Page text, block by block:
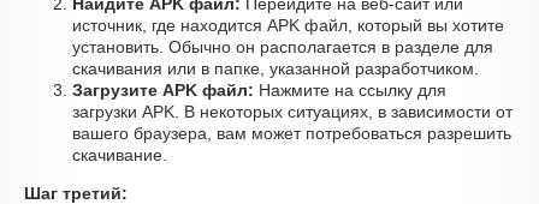
источник, где находится APK файл, который вы хотите
установить. Обычно он располагается в разделе для
скачивания или в папке, указанной разработчиком.
Загрузите APK файл: Нажмите на ссылку для
загрузки APK. В некоторых ситуациях, в зависимости от
вашего браузера, вам может потребоваться разрешить
скачивание.
Шаг третий: